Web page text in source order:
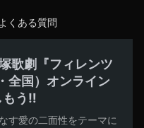
よくある質問
歌劇『フィレンツ
全国）オンライン
もう‼
す愛の二面性をテーマに